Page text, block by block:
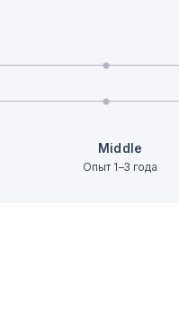
Middle
Опыт 1–3 года